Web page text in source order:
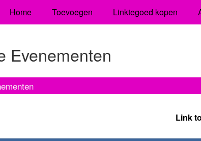
Home Toevoegen Linktegoed kopen
Evenementen
Link